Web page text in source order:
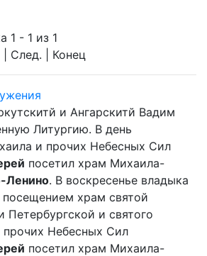
1 - 1 из 1
| След. | Конец
и Ангарскитй Вадим
Литургию. В день
и прочих Небесных Сил
посетил храм Михаила-
Ленино. В воскресенье владыка
храм святой
Петербургской и святого
прочих Небесных Сил
посетил храм Михаила-